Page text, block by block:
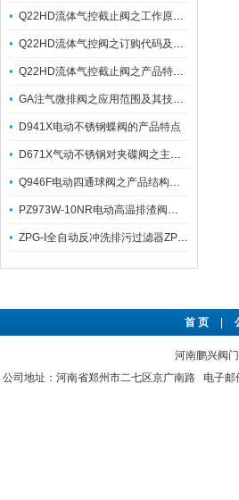
Q22HD流体气控截止阀之工作原理图及其技术参数
Q22HD流体气控阀之订购代码及其工作原理
Q22HD流体气控截止阀之产品特性与技术参数
GA注气微排阀之应用范围及其技术参数与特点
D941X电动不锈钢蝶阀的产品特点
D671X气动不锈钢对夹碟阀之主要特点及其技术参数
Q946F电动四通球阀之产品结构特点与应用简析
PZ973W-10NR电动高温排渣阀之产品主要特点与应用
ZPG-I全自动反冲洗排污过滤器ZPG-L之产品特性与应用
首 页
河南鹏兴阀
公司地址：河南省郑州市二七区京广南路 电子